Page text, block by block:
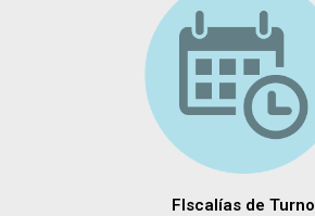
FIscalías de Turno